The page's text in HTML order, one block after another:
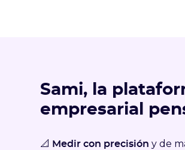
Sami, la
empresarial
📐 Medir con precisión y de